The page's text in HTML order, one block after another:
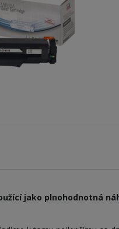
jako plnohodnotná